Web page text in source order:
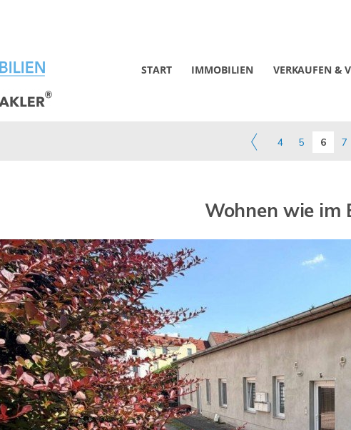
START IMMOBILIEN VERKAUFEN &
4 5 6 7
Wohnen wie im